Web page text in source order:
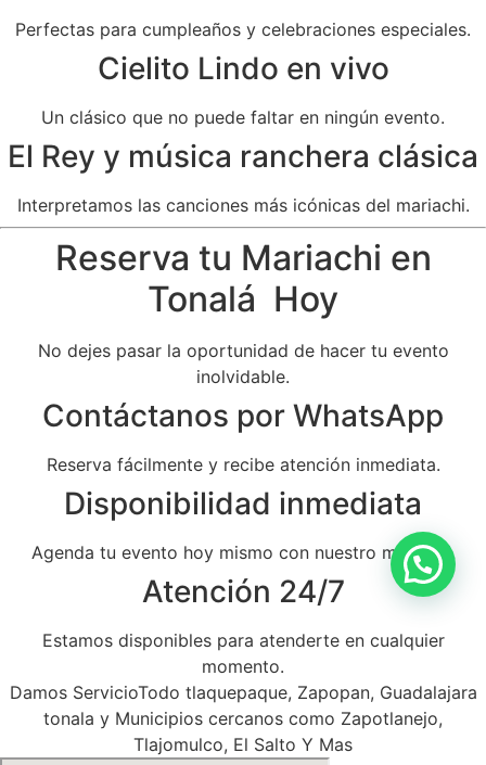
Perfectas para cumpleaños y celebraciones especiales.
Cielito Lindo en vivo
Un clásico que no puede faltar en ningún evento.
El Rey y música ranchera clásica
Interpretamos las canciones más icónicas del mariachi.
Reserva tu Mariachi en
Tonalá Hoy
No dejes pasar la oportunidad de hacer tu evento
inolvidable.
Contáctanos por WhatsApp
Reserva fácilmente y recibe atención inmediata.
Disponibilidad inmediata
Agenda tu evento hoy mismo con nuestro mariachi.
Atención 24/7
Estamos disponibles para atenderte en cualquier
momento.
Damos ServicioTodo tlaquepaque, Zapopan, Guadalajara
tonala y Municipios cercanos como Zapotlanejo,
Tlajomulco, El Salto Y Mas